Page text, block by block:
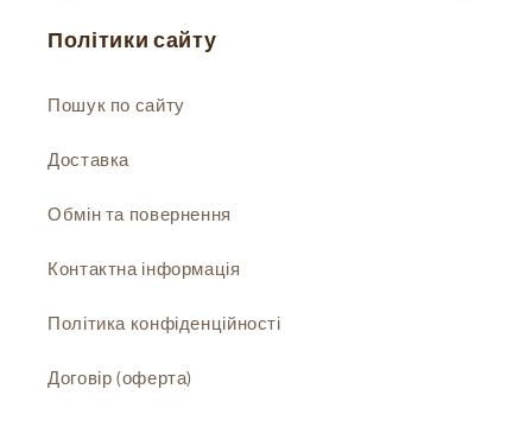
Політики сайту
Пошук по сайту
Доставка
Обмін та повернення
Контактна інформація
Політика конфіденційності
Договір (оферта)